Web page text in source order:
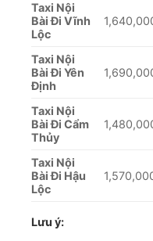
Taxi Nội
Bài Đi Vĩnh
Lộc
Taxi Nội
Bài Đi Yên
Định
Taxi Nội
Bài Đi Cẩm
Thủy
Taxi Nội
Bài Đi Hậu
Lộc
Lưu ý: